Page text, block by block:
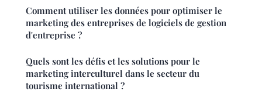
Comment utiliser les données pour optimiser le
marketing des entreprises de logiciels de gestion
d'entreprise ?
Quels sont les défis et les solutions pour le
marketing interculturel dans le secteur du
tourisme international ?